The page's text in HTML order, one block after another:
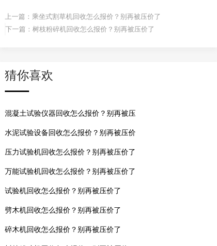
上一篇： 乘坐式割草机回收怎么报价？别再被压价了
下一篇： 树枝粉碎机回收怎么报价？别再被压价了
猜你喜欢
混凝土试验仪器回收怎么报价？别再被压
水泥试验设备回收怎么报价？别再被压价
压力试验机回收怎么报价？别再被压价了
万能试验机回收怎么报价？别再被压价了
试验机回收怎么报价？别再被压价了
劈木机回收怎么报价？别再被压价了
碎木机回收怎么报价？别再被压价了